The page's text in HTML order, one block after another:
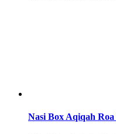
Nasi Box Aqiqah